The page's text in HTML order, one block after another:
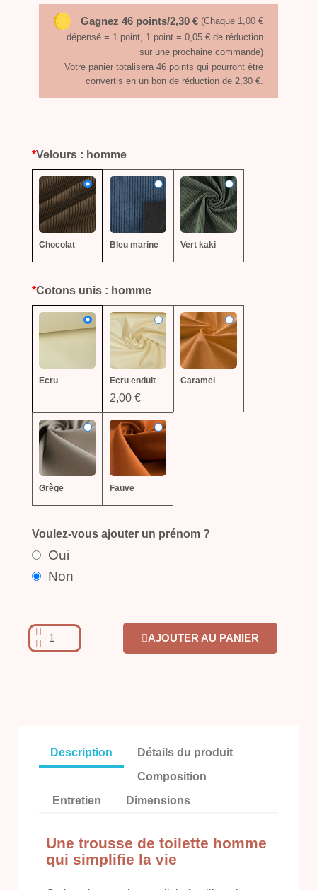
Gagnez 46 points/2,30 € (Chaque 1,00 €
dépensé = 1 point, 1 point = 0,05 € de réduction
sur une prochaine commande)
Votre panier totalisera 46 points qui pourront être
convertis en un bon de réduction de 2,30 €.
*Velours : homme
Chocolat Bleu marine Vert kaki
*Cotons unis : homme
Ecru Ecru enduit
2,00 €
Caramel
Grège Fauve
Voulez-vous ajouter un prénom ?
Oui
Non
AJOUTER AU PANIER
Description
Détails du produit
Composition
Entretien
Dimensions
Une trousse de toilette homme
qui simplifie la vie